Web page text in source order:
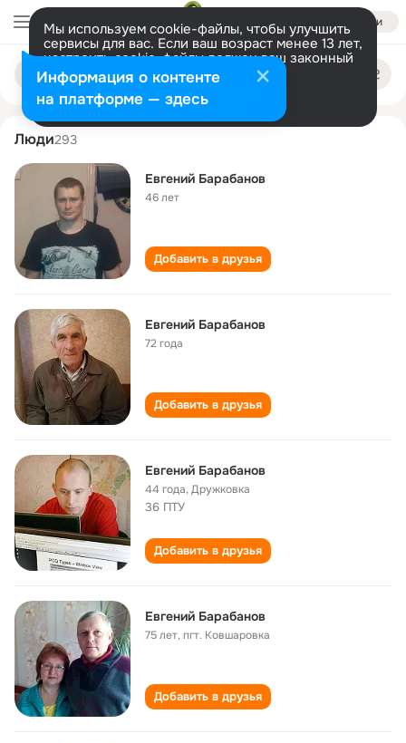
Войти
Мы используем cookie-файлы, чтобы улучшить
сервисы для вас. Если ваш возраст менее 13 лет,
настроить cookie-файлы должен ваш законный
представитель. Больше информации
Разрешить все Настроить
Поиск
людям
evgeniy barabanov
Люди293
Евгений Барабанов
46 лет
Добавить в друзья
Евгений Барабанов
72 года
Добавить в друзья
Евгений Барабанов
44 года,Дружковка
36 ПТУ
Добавить в друзья
Евгений Барабанов
75 лет,пгт. Ковшаровка
Добавить в друзья
Информация о контенте
на платформе — здесь